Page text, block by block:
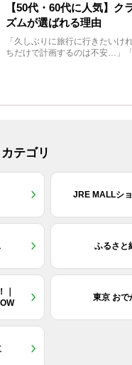
【50代・60代に人気】ク
ズムが選ばれる理由
「久しぶりに旅行に行きたいけ
ちだけで計画するのは不安…」
テゴリ
JRE MALLシ
ふるさと
東京 おで